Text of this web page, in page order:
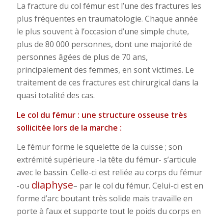
La fracture du col fémur est l’une des fractures les
plus fréquentes en traumatologie. Chaque année
le plus souvent à l’occasion d’une simple chute,
plus de 80 000 personnes, dont une majorité de
personnes âgées de plus de 70 ans,
principalement des femmes, en sont victimes. Le
traitement de ces fractures est chirurgical dans la
quasi totalité des cas.
Le col du fémur : une structure osseuse très
sollicitée lors de la marche :
Le fémur forme le squelette de la cuisse ; son
extrémité supérieure -la tête du fémur- s’articule
avec le bassin. Celle-ci est reliée au corps du fémur
-ou diaphyse– par le col du fémur. Celui-ci est en
forme d’arc boutant très solide mais travaille en
porte à faux et supporte tout le poids du corps en